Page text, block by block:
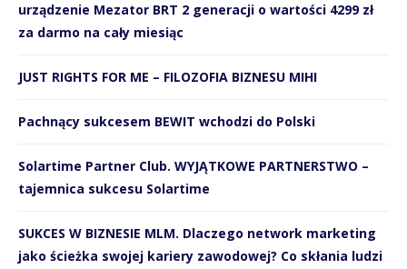
urządzenie Mezator BRT 2 generacji o wartości 4299 zł
za darmo na cały miesiąc
JUST RIGHTS FOR ME – FILOZOFIA BIZNESU MIHI
Pachnący sukcesem BEWIT wchodzi do Polski
Solartime Partner Club. WYJĄTKOWE PARTNERSTWO –
tajemnica sukcesu Solartime
SUKCES W BIZNESIE MLM. Dlaczego network marketing
jako ścieżka swojej kariery zawodowej? Co skłania ludzi